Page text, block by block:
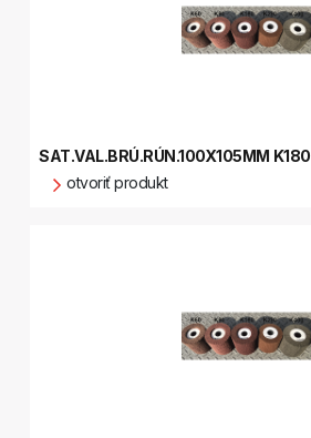
SAT.VAL.BRÚ.RÚN.100X105MM K180
otvoriť produkt